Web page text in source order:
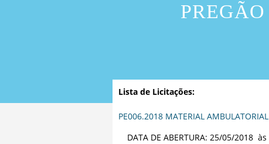
Lista de Licitações:
PE006.2018 MATERIAL
DATA DE ABERTURA: 25/05/2018